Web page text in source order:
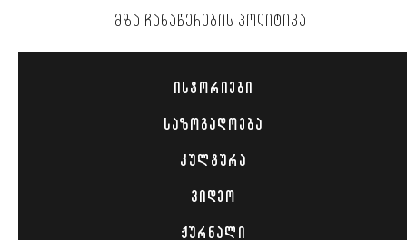
ᲛᲖᲐ ᲩᲐᲜᲐᲬᲔᲠᲔᲑᲘᲡ ᲞᲝᲚᲘᲢᲘᲙᲐ
ᲘᲡᲢᲝᲠᲘᲔᲑᲘ
ᲡᲐᲖᲝᲒᲐᲓᲝᲔᲑᲐ
ᲙᲣᲚᲢᲣᲠᲐ
ᲕᲘᲓᲔᲝ
ᲟᲣᲠᲜᲐᲚᲘ